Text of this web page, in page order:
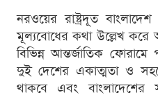
নরওয়ের রাষ্ট্রদূত
মূল্যবোধের কথা উল্লেখ করে
বিভিন্ন আন্তর্জাতিক ফোরামে
দুই দেশের একাত্মতা ও
থাকবে এবং বাংলাদেশের